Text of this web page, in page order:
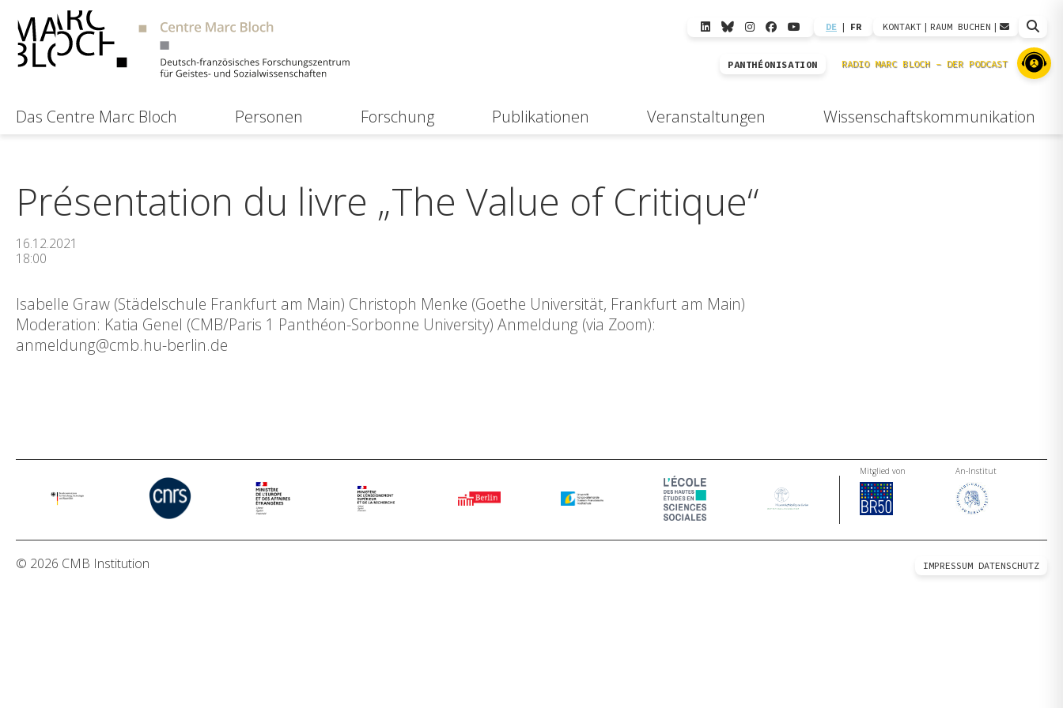
DE | FR KONTAKT | RAUM BUCHEN |
PANTHÉONISATION
Das Centre Marc Bloch Personen Forschung Publikationen Veranstaltungen Wissenschaftskommunikation
Présentation du livre „The Value of Critique“
16.12.2021
18:00
Isabelle Graw (Städelschule Frankfurt am Main) Christoph Menke (Goethe Universität, Frankfurt am Main)
Moderation: Katia Genel (CMB/Paris 1 Panthéon-Sorbonne University) Anmeldung (via Zoom):
anmeldung@cmb.hu-berlin.de
Mitglied von An-Institut
© 2026 CMB Institution IMPRESSUM DATENSCHUTZ